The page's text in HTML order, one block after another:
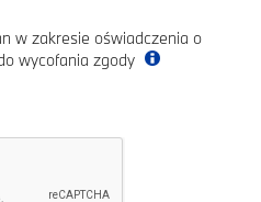
w zakresie oświadczenia o
wycofania zgody